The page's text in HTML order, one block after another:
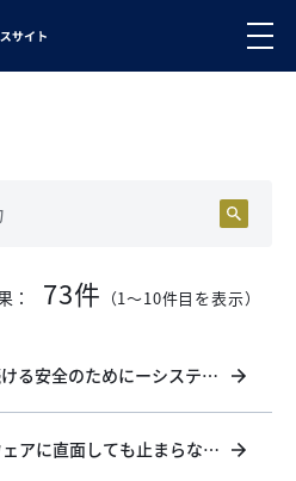
： 73件 （1〜10件目を表示）
る安全のためにーシステム
アに直面しても止まらなか